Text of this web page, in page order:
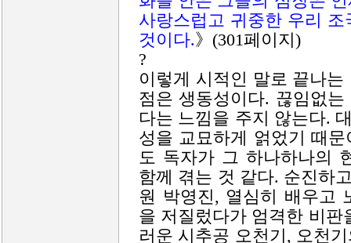
사랑스럽고 귀중한 우리
것이다.》(301페이지)
?
이렇게 시적인 말로 끝나
점은 생동성이다. 끊임없
다는 느낌을 주지 않는다.
성을 교묘하게 얽었기 때
도 독자가 그 하나하나의
함께 겪는 것 같다. 순진하
원 박영진, 열심히 배우고
을 저질렀다가 엄격한 비
러운 시추공 오천기, 오천